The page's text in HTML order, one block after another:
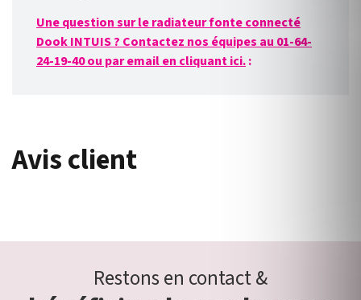
Une question sur le radiateur fonte connecté
DookINTUIS ? Contactez nos équipes au 01-64-
24-19-40 ou par email en cliquant ici.:
Avis client
Restons en contact &